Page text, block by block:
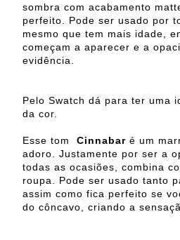
sombra com acabamento
perfeito. Pode ser usado por
mesmo que tem mais idade,
começam a aparecer e a
evidência.
Pelo Swatch dá para ter uma
da cor.
Esse tom Cinnabar é um
adoro. Justamente por ser a
todas as ocasiões, combina
roupa. Pode ser usado tanto
assim como fica perfeito se
do côncavo, criando a